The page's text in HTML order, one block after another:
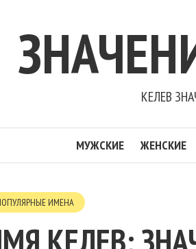
КЕЛЕВ
МУЖСКИЕ ЖЕНСКИЕ
ИМЕНА